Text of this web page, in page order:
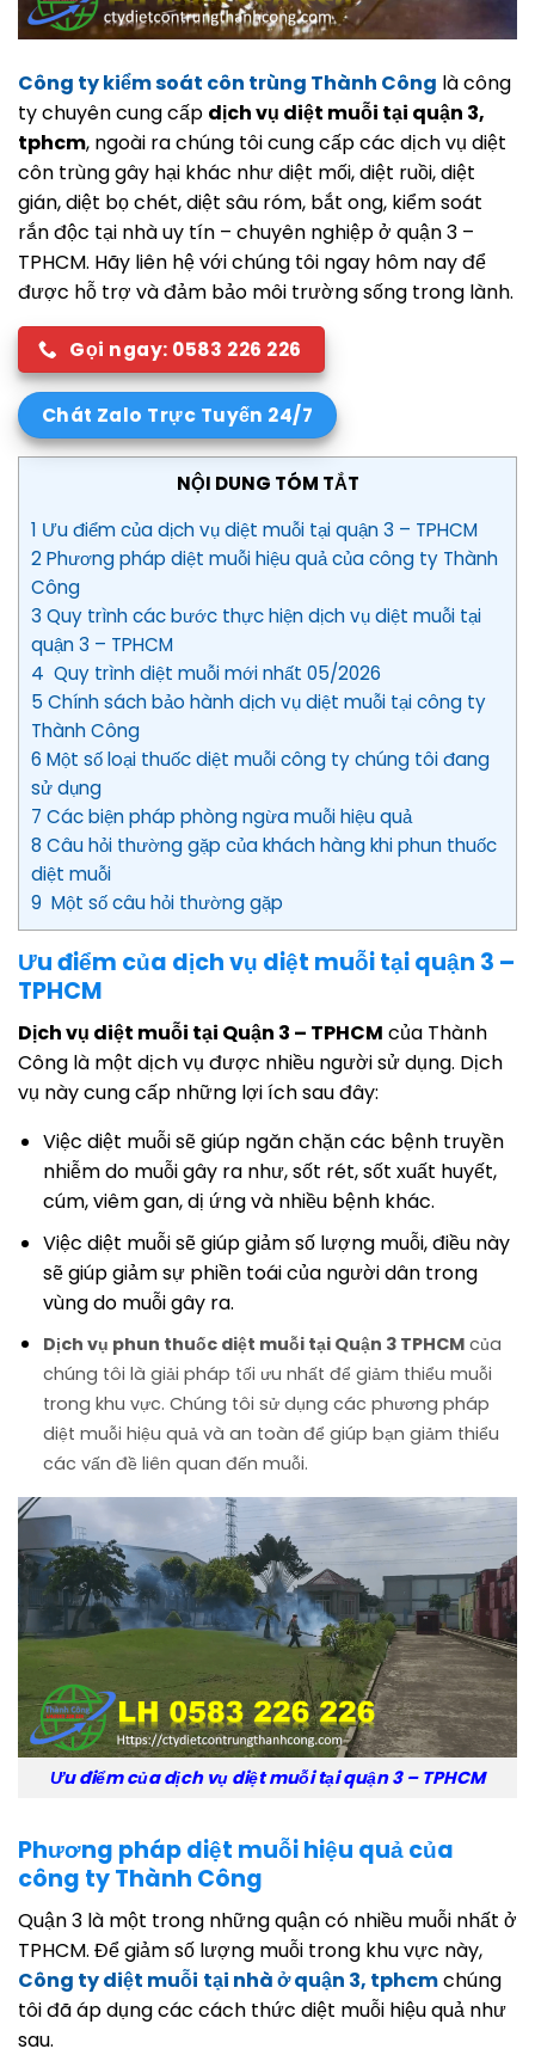
Công ty kiểm soát côn trùng Thành Công là công
ty chuyên cung cấp dịch vụ diệt muỗi tại quận 3,
tphcm, ngoài ra chúng tôi cung cấp các dịch vụ diệt
côn trùng gây hại khác như diệt mối, diệt ruồi, diệt
gián, diệt bọ chét, diệt sâu róm, bắt ong, kiểm soát
rắn độc tại nhà uy tín – chuyên nghiệp ở quận 3 –
TPHCM. Hãy liên hệ với chúng tôi ngay hôm nay để
được hỗ trợ và đảm bảo môi trường sống trong lành.
Gọi ngay: 0583 226 226
Chát Zalo Trực Tuyến 24/7
NỘI DUNG TÓM TẮT
1 Ưu điểm của dịch vụ diệt muỗi tại quận 3 – TPHCM
2 Phương pháp diệt muỗi hiệu quả của công ty Thành
Công
3 Quy trình các bước thực hiện dịch vụ diệt muỗi tại
quận 3 – TPHCM
4 Quy trình diệt muỗi mới nhất 05/2026
5 Chính sách bảo hành dịch vụ diệt muỗi tại công ty
Thành Công
6 Một số loại thuốc diệt muỗi công ty chúng tôi đang
sử dụng
7 Các biện pháp phòng ngừa muỗi hiệu quả
8 Câu hỏi thường gặp của khách hàng khi phun thuốc
diệt muỗi
9 Một số câu hỏi thường gặp
Ưu điểm của dịch vụ diệt muỗi tại quận 3 –
TPHCM
Dịch vụ diệt muỗi tại Quận 3 – TPHCM của Thành
Công là một dịch vụ được nhiều người sử dụng. Dịch
vụ này cung cấp những lợi ích sau đây:
Việc diệt muỗi sẽ giúp ngăn chặn các bệnh truyền
nhiễm do muỗi gây ra như, sốt rét, sốt xuất huyết,
cúm, viêm gan, dị ứng và nhiều bệnh khác.
Việc diệt muỗi sẽ giúp giảm số lượng muỗi, điều này
sẽ giúp giảm sự phiền toái của người dân trong
vùng do muỗi gây ra.
Dịch vụ phun thuốc diệt muỗi tại Quận 3 TPHCMcủa
chúng tôi là giải pháp tối ưu nhất để giảm thiểu muỗi
trong khu vực. Chúng tôi sử dụng các phương pháp
diệt muỗi hiệu quả và an toàn để giúp bạn giảm thiểu
các vấn đề liên quan đến muỗi.
Ưu điểm của dịch vụ diệt muỗi tại quận 3 – TPHCM
Phương pháp diệt muỗi hiệu quả của
công ty Thành Công
Quận 3 là một trong những quận có nhiều muỗi nhất ở
TPHCM. Để giảm số lượng muỗi trong khu vực này,
Công ty diệt muỗi tại nhà ở quận 3, tphcmchúng
tôi đã áp dụng các cách thức diệt muỗi hiệu quả như
sau.